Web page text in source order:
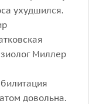
ухудшился.
Миллер
довольна.